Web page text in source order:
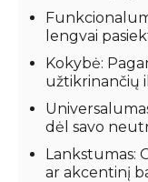
lengvai
Kokybė:
užtikrinančių
dėl savo
Lankstumas:
ar akcentinį